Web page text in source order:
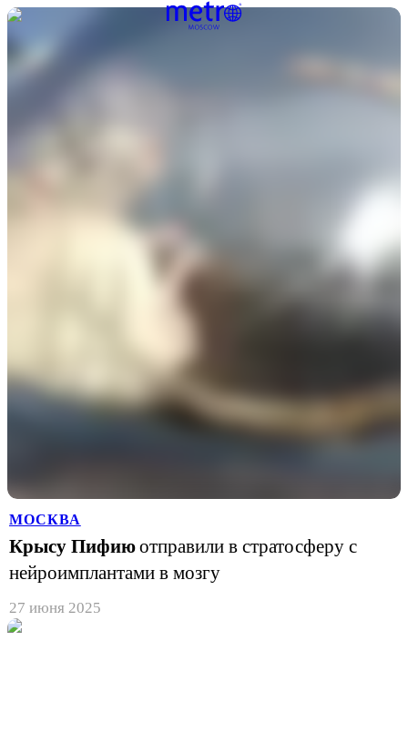
МОСКВА
Крысу Пифиюотправили в стратосферу с
нейроимплантами в мозгу
27 июня 2025